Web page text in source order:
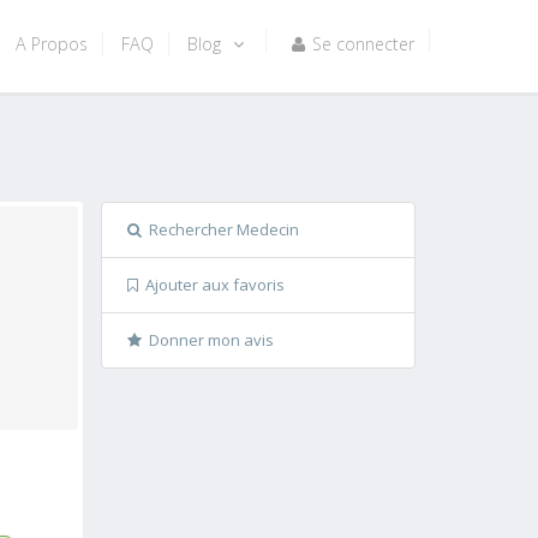
A Propos FAQ Blog Se connecter
Rechercher Medecin
Ajouter aux favoris
Donner mon avis